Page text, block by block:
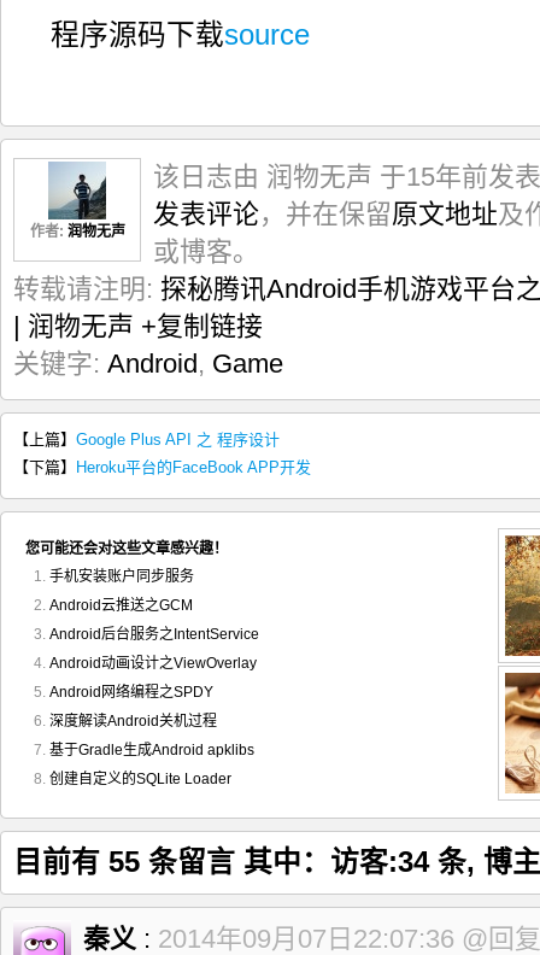
51
52
int height ) {
}
}
程序源码下载source
作者: 润物无声
该日志由 润物无声 于15年前发
发表评论，并在保留原文地址及
或博客。
转载请注明: 探秘腾讯Android手机游戏平台
| 润物无声 +复制链接
关键字: Android, Game
【上篇】 Google Plus API 之 程序设计
【下篇】
Heroku平台的FaceBook APP开发
您可能还会对这些文章感兴趣！
手机安装账户同步服务
Android云推送之GCM
Android后台服务之IntentService
Android动画设计之ViewOverlay
Android网络编程之SPDY
深度解读Android关机过程
基于Gradle生成Android apklibs
创建自定义的SQLite Loader
目前有 55 条留言 其中：访客:34 条, 博
秦义 : 2014年09月07日22:07:36 @回复